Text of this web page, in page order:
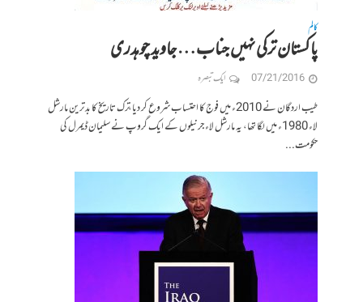
کالم
پاکستان ترکی نہیں جناب… جاوید چوہدری
07/21/2016 ایک تبصرہ
طیب اردگان نے 2010ء میں فوج کا احتساب شروع کر دیا، ترک تاریخ کا بدترین مارشل
لاء 1980ء میں لگا تھا، یہ مارشل لاء جرنیلوں کے ایک گروپ نے سلیمان ڈیمرل کی
حکومت...